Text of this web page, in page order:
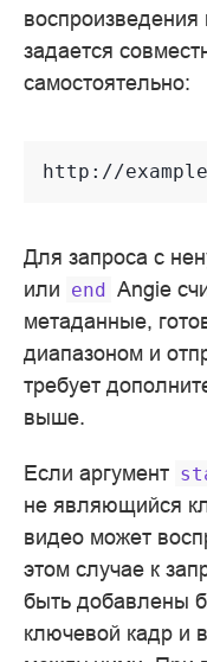
воспроизведения
задается
самостоятельно:
Для запроса с
или end Angie
метаданные,
диапазоном и
требует
выше.
Если аргумент
не являющийся
видео может
этом случае к
быть добавлены
ключевой кадр и